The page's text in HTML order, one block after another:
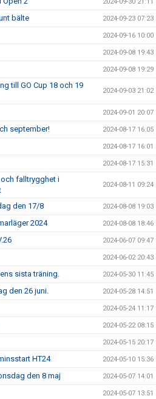
2024-09-30 21:11
bälte 2024-09-23 07:23
2024-09-16 10:00
2024-09-08 19:43
2024-09-08 19:29
till GO Cup 18 och 19
2024-09-03 21:02
2024-09-01 20:07
september! 2024-08-17 16:05
2024-08-17 16:01
2024-08-17 15:31
falltrygghet i
2024-08-11 09:24
den 17/8 2024-08-08 19:03
2024 2024-08-08 18:46
2024-06-07 09:47
2024-06-02 20:43
sista träning. 2024-05-30 11:45
den 26 juni. 2024-05-28 14:51
2024-05-24 11:17
2024-05-22 08:15
2024-05-15 20:17
HT24 2024-05-10 15:36
den 8 maj 2024-05-07 14:01
2024-05-07 13:51